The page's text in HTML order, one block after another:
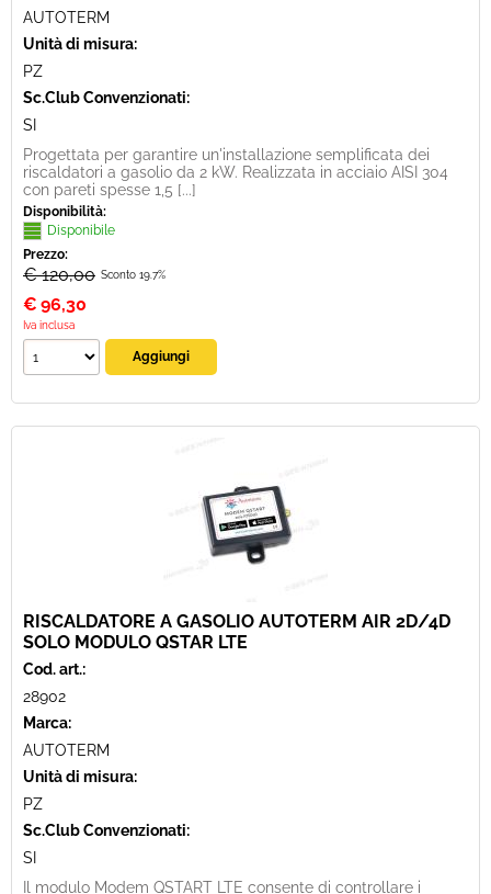
AUTOTERM
Unità di misura:
PZ
Sc.Club Convenzionati:
SI
Progettata per garantire un'installazione semplificata dei
riscaldatori a gasolio da 2 kW. Realizzata in acciaio AISI 304
con pareti spesse 1,5 [...]
Disponibilità:
Disponibile
Prezzo:
€ 120,00 Sconto 19.7%
€ 96,30
Iva inclusa
RISCALDATORE A GASOLIO AUTOTERM AIR 2D/4D
SOLO MODULO QSTAR LTE
Cod. art.:
28902
Marca:
AUTOTERM
Unità di misura:
PZ
Sc.Club Convenzionati:
SI
Il modulo Modem QSTART LTE consente di controllare i